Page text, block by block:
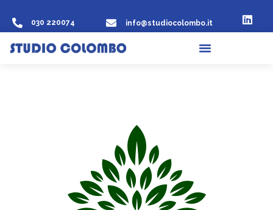
030 220074 info@studiocolombo.it